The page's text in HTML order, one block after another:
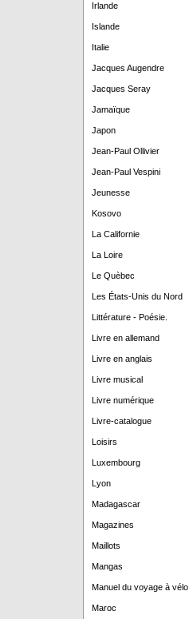
Irlande
Islande
Italie
Jacques Augendre
Jacques Seray
Jamaïque
Japon
Jean-Paul Ollivier
Jean-Paul Vespini
Jeunesse
Kosovo
La Californie
La Loire
Le Quèbec
Les États-Unis du Nord
Littérature - Poésie.
Livre en allemand
Livre en anglais
Livre musical
Livre numérique
Livre-catalogue
Loisirs
Luxembourg
Lyon
Madagascar
Magazines
Maillots
Mangas
Manuel du voyage à vélo
Maroc